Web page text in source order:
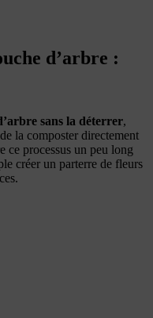
d’arbre :
sans la déterrer,
la composter directement
ce processus un peu long
créer un parterre de fleurs